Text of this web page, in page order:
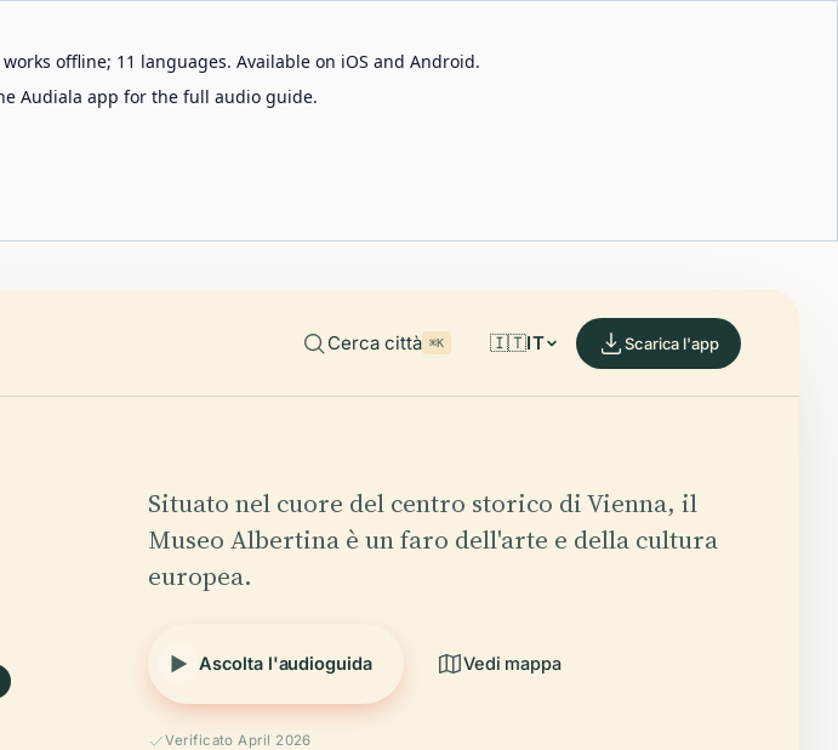
offline; 11 languages. Available on iOS and Android.
Audiala app for the full audio guide.
Cerca città ⌘K 🇮🇹IT Scarica l'app
Situato nel cuore del centro storico di Vienna, il
Museo Albertina è un faro dell'arte e della cultura
europea.
Ascolta l'audioguida Vedi mappa
Verificato April 2026